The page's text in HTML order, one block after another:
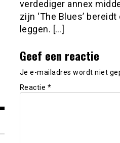
verdediger annex
zijn ‘The Blues’
leggen. […]
Geef een reactie
Je e-mailadres wordt niet
Reactie *